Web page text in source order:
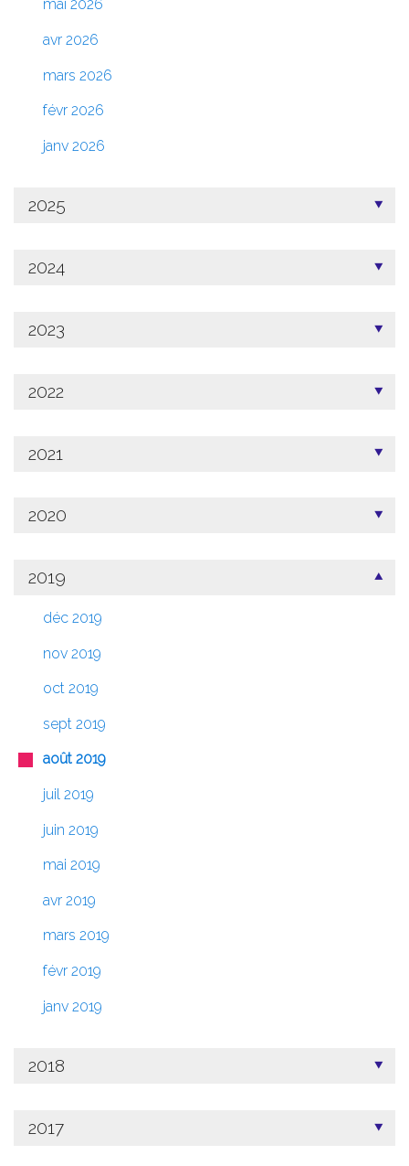
mai 2026
avr 2026
mars 2026
févr 2026
janv 2026
2025
2024
2023
2022
2021
2020
2019
déc 2019
nov 2019
oct 2019
sept 2019
août 2019
juil 2019
juin 2019
mai 2019
avr 2019
mars 2019
févr 2019
janv 2019
2018
2017